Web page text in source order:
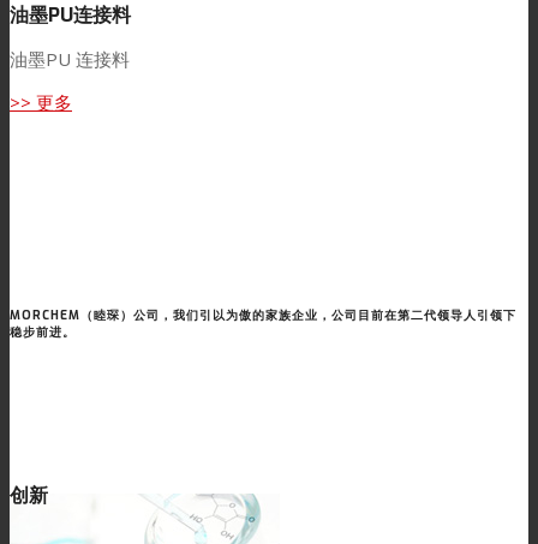
油墨PU连接料
油墨PU 连接料
>> 更多
MORCHEM（睦琛）公司，我们引以为傲的家族企业，公司目前在第二代领导人引领下
稳步前进。
创新